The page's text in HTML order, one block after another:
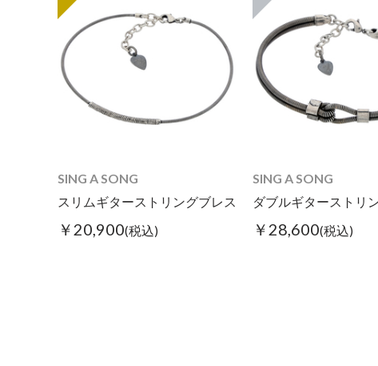
SING A SONG
スリムギターストリングブレス
￥20,900(税込)
SING A SONG
ダブルギターストリ
￥28,600(税込)